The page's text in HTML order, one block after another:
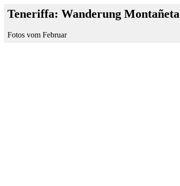
Teneriffa: Wanderung
Fotos vom Februar